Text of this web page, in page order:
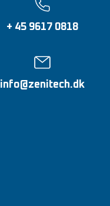
+ 45 9617 0818
info@zenitech.dk